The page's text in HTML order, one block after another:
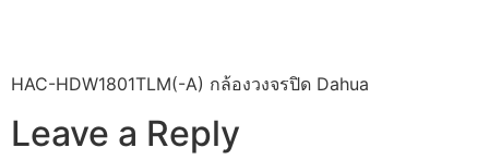
HAC-HDW1801TLM(-A) กล้องวงจรปิด Dahua
Leave a Reply